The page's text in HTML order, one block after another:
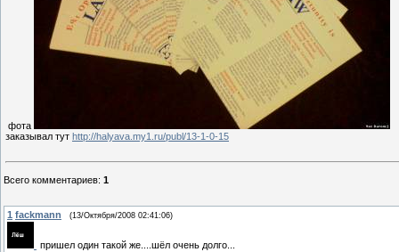
фота
заказывал тут http://halyava.my1.ru/publ/13-1-0-15
Всего комментариев: 1
1 fackmann (13/Октября/2008 02:41:06)
пришел один такой же....шёл очень долго...